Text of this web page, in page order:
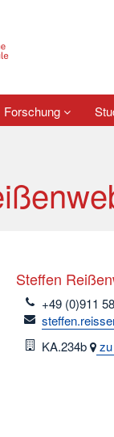
Forschung
Steffen
telefon
+49 (0)911
email
Raum
KA.234b